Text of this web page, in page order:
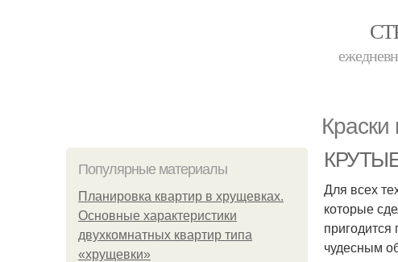
Краски
Популярные материалы
Планировка квартир в хрущевках.
Основные характеристики
двухкомнатных квартир типа
«хрущевки»
КРУТЫЕ
Для всех
которые
чудесным